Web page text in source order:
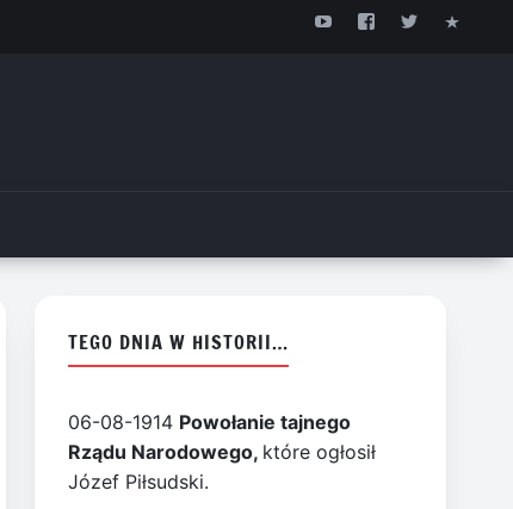
TEGO DNIA W HISTORII…
06-08-1914 Powołanie tajnego
Rządu Narodowego, które ogłosił
Józef Piłsudski.